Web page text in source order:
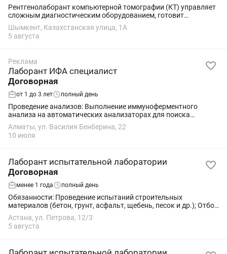
Рентгенолаборант компьютерной томографии (КТ) управляет
сложным диагностическим оборудованием, готовит
пациентов к сканированию, контролирует дозу излучения и
обрабатывает цифровые снимки, работая в...
Шымкент, Казахстанская улица, 1А
5 августа
Реклама
Лаборант ИФА специалист
Договорная
от 1 до 3 лет полный день
Проведение анализов: Выполнение иммуноферментного
анализа на автоматических анализаторах для поиска
вирусов, инфекций, гормонов и онкомаркеров.Подготовка
проб: Взятие и правильная подготовка...
Алматы, ул. Василия Бенберина, 22
10 июля
Лаборант испытательной лаборатории
Договорная
менее 1 года полный день
Обязанности: Проведение испытаний строительных
материалов (бетон, грунт, асфальт, щебень, песок и др.); Отбор
проб на строительных объектах; Подготовка образцов к
испытаниям; Ведение журналов...
Астана, ул. Петрова, 12/3
5 августа